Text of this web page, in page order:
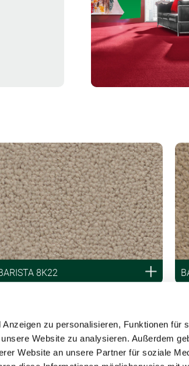
zu personalisieren, Funktionen für
Website zu analysieren. Außerdem
Website an unsere Partner für soziale
8K22